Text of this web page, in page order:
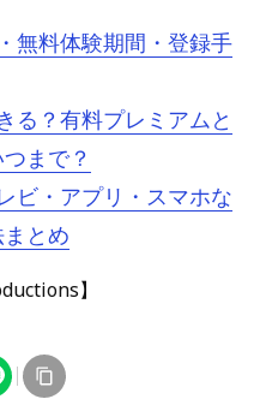
無料体験期間・登録手
る？有料プレミアムと
まで？
ビ・アプリ・スマホな
とめ
】